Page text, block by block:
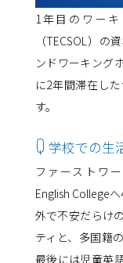
1年目のワー
（TECSOL）
ンドワーキング
に2年間滞在し
す。
Q 学校での生
ファーストワ
English College
外で不安だらけ
ティと、多国籍
最後には児童英